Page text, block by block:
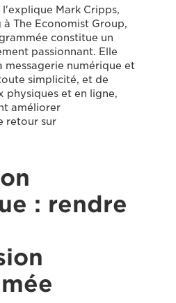
Mark Cripps,
The Economist Group,
constitue un
passionnant. Elle
messagerie numérique et
simplicité, et de
physiques et en ligne,
améliorer
retour sur
: rendre